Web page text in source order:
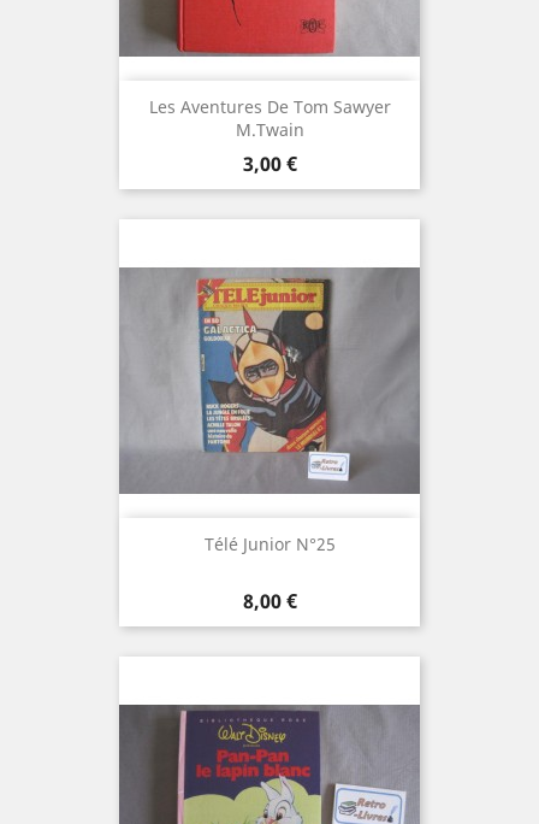
Les Aventures De Tom Sawyer
M.Twain
Prix
3,00 €
Télé Junior N°25
Prix
8,00 €